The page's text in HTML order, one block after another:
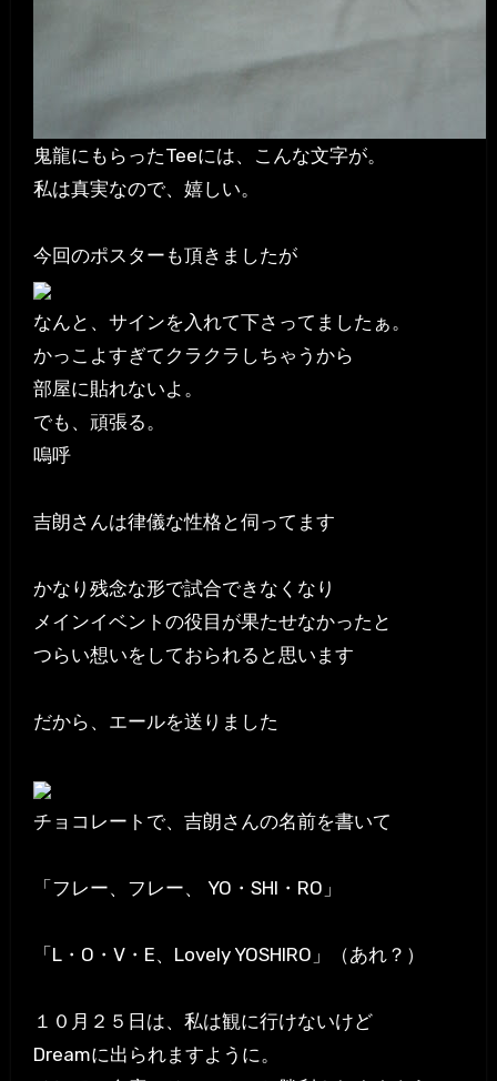
鬼龍にもらったTeeには、こんな文字が。
私は真実なので、嬉しい。
今回のポスターも頂きましたが
なんと、サインを入れて下さってましたぁ。
かっこよすぎてクラクラしちゃうから
部屋に貼れないよ。
でも、頑張る。
嗚呼
吉朗さんは律儀な性格と伺ってます
かなり残念な形で試合できなくなり
メインイベントの役目が果たせなかったと
つらい想いをしておられると思います
だから、エールを送りました
チョコレートで、吉朗さんの名前を書いて
「フレー、フレー、 YO・SHI・RO」
「L・O・V・E、Lovely YOSHIRO」（あれ？）
１０月２５日は、私は観に行けないけど
Dreamに出られますように。